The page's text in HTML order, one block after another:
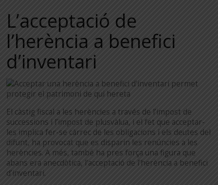
L’acceptació de
l’herència a benefici
d’inventari
El càstig fiscal a les herències a través de l’impost de
successions i l’impost de plusvàlua, i el fet que acceptar-
les implica fer-se càrrec de les obligacions i els deutes del
difunt, ha provocat que es disparin les renúncies a les
herències. A més, també ha pres força una figura que
abans era anecdòtica, l’acceptació de l’herència a benefici
d’inventari.